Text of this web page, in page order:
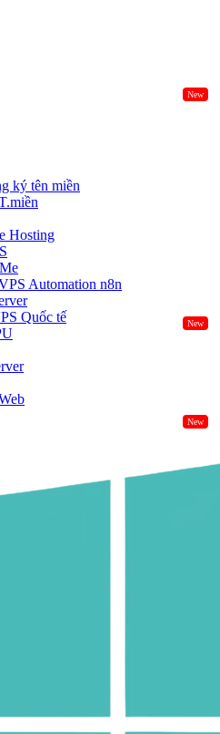
New
ký tên miền
Hosting
Automation n8n
Quốc tế
New
New